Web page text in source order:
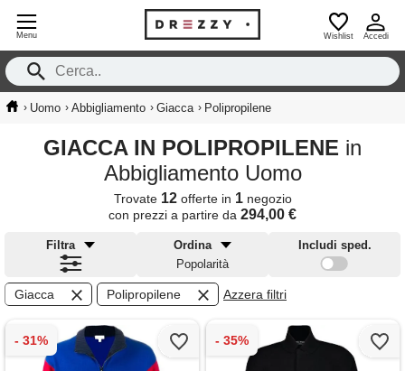
Menu Wishlist Accedi
› Uomo › Abbigliamento › Giacca › Polipropilene
GIACCA IN POLIPROPILENE in
Abbigliamento Uomo
Trovate 12offerte in 1negozio
con prezzi a partire da 294,00 €
Filtra
Ordina
Popolarità
Includi sped.
Giacca Polipropilene Azzera filtri